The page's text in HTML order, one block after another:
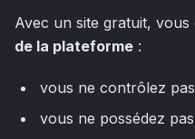
Avec un site gratuit, vous
de la plateforme :
vous ne contrôlez
vous ne possédez